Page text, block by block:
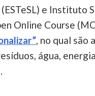
e Instituto
Online Course
, no qual são
água,